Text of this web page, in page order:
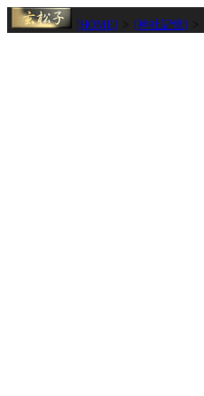
[HOME] [神社記憶]